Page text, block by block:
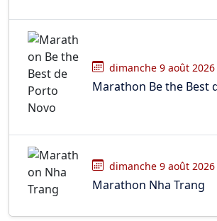
dimanche 9 août 2026
Marathon Be the Best
dimanche 9 août 2026
Marathon Nha Trang